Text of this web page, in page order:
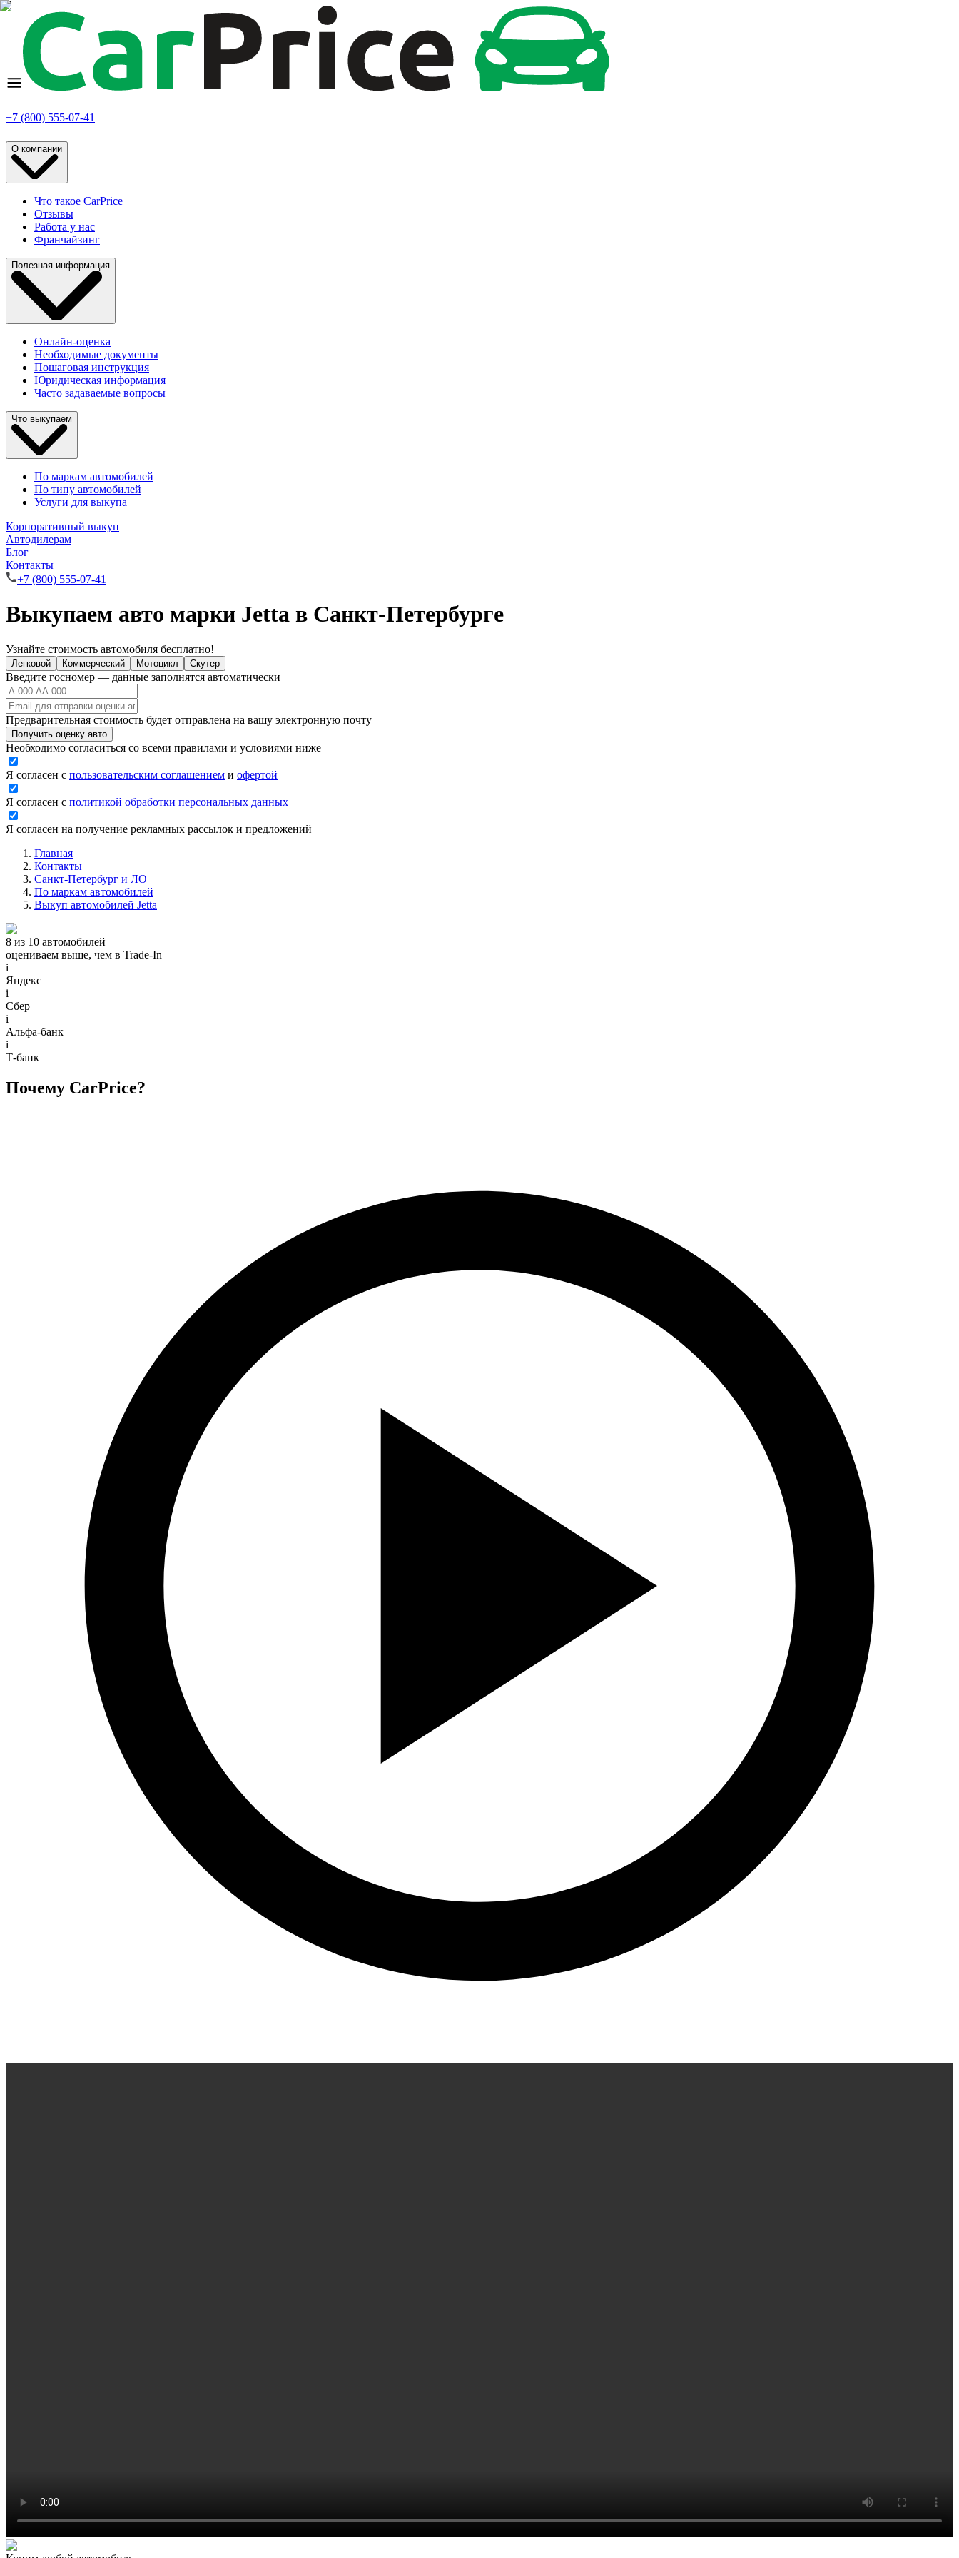
+7 (800) 555-07-41
О компании
Что такое CarPrice
Отзывы
Работа у нас
Франчайзинг
Полезная информация
Онлайн-оценка
Необходимые документы
Пошаговая инструкция
Юридическая информация
Часто задаваемые вопросы
Что выкупаем
По маркам автомобилей
По типу автомобилей
Услуги для выкупа
Корпоративный выкуп
Автодилерам
Блог
Контакты
+7 (800) 555-07-41
Выкупаем авто марки Jetta в Санкт-Петербурге
Узнайте стоимость автомобиля бесплатно!
Легковой Коммерческий Мотоцикл Скутер
Введите госномер — данные заполнятся автоматически
Предварительная стоимость будет отправлена на вашу электронную почту
Получить оценку авто
Необходимо согласиться со всеми правилами и условиями ниже
Я согласен с пользовательским соглашением и офертой
Я согласен с политикой обработки персональных данных
Я согласен на получение рекламных рассылок и предложений
Главная
Контакты
Санкт-Петербург и ЛО
По маркам автомобилей
Выкуп автомобилей Jetta
8 из 10 автомобилей
оцениваем выше, чем в Trade‑In
i
Яндекс
i
Сбер
i
Альфа-банк
i
Т-банк
Почему CarPrice?